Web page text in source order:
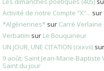
Activité de notre Compte ”X”... sur
*Algériennes* sur Carré Verlaine
Verbatim sur Le Bouquineur
UN JOUR, UNE CITATION (cxxvii) sur
9 août. Saint Jean-Marie-Baptiste
Saint du jour